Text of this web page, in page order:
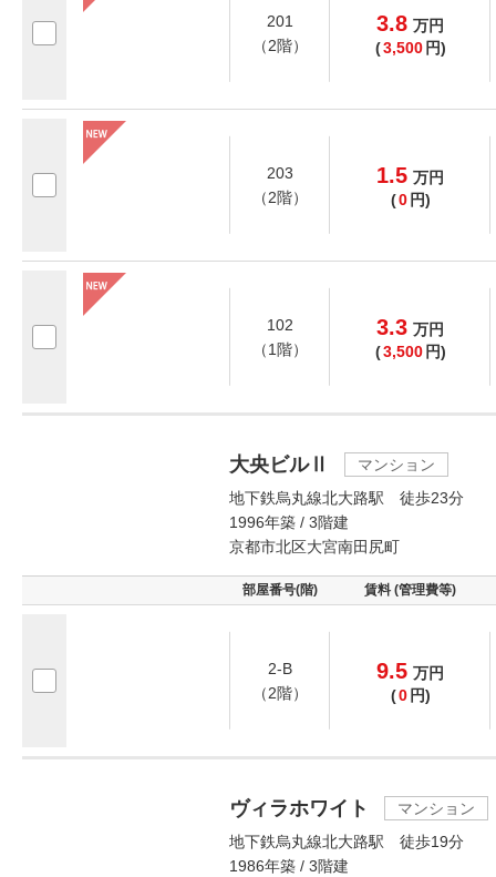
201
（2階）
3.8 万円
(3,500 円)
203
（2階）
1.5 万円
(0 円)
102
（1階）
3.3 万円
(3,500 円)
大央ビルⅡ
マンション
地下鉄烏丸線北大路駅 徒歩23分
1996年築 / 3階建
京都市北区大宮南田尻町
部屋番号(階) 賃料 (管理費等)
2-B
（2階）
9.5 万円
(0 円)
ヴィラホワイト
マンション
地下鉄烏丸線北大路駅 徒歩19分
1986年築 / 3階建